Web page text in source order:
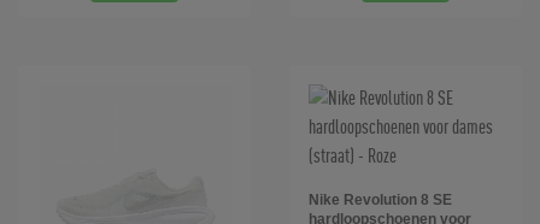
Nike Revolution 8 SE
hardloopschoenen voor